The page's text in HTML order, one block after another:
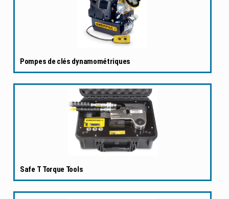
Pompes de clés dynamométriques
Safe T Torque Tools